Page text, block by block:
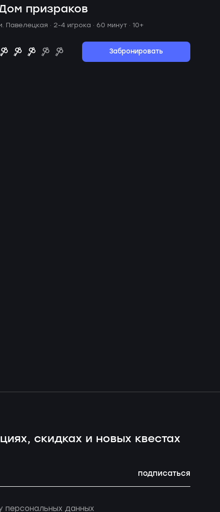
призраков
Павелецкая · 2-4 игрока · 60 минут · 10+
Забронировать
скидках и новых квестах
подписаться
персональных данных